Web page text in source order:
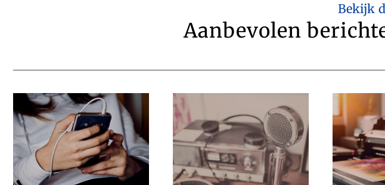
Bekijk
Aanbevolen